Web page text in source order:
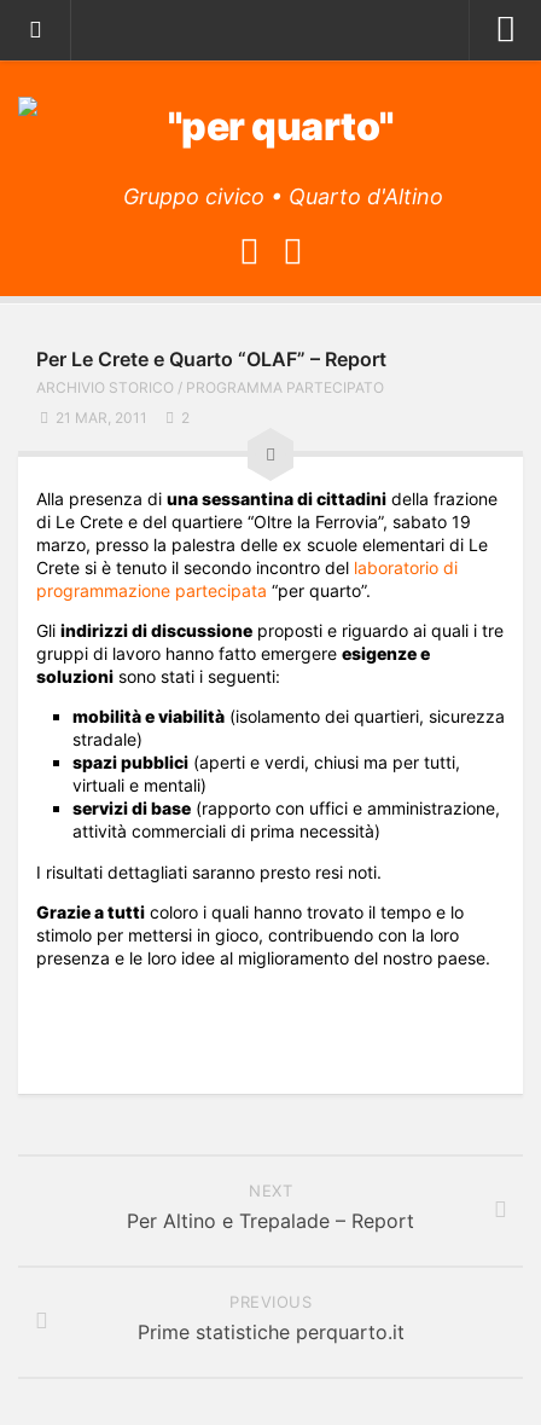
Il Programma
Attività
L’app
Contatti
Gruppo civico • Quarto d'Altino
Per Le Crete e Quarto “OLAF” – Report
ARCHIVIO STORICO / PROGRAMMA PARTECIPATO
21 MAR, 2011
2
Alla presenza di una sessantina di cittadini della frazione
di Le Crete e del quartiere “Oltre la Ferrovia”, sabato 19
marzo, presso la palestra delle ex scuole elementari di Le
Crete si è tenuto il secondo incontro del laboratorio di
programmazione partecipata “per quarto”.
Gli indirizzi di discussione proposti e riguardo ai quali i tre
gruppi di lavoro hanno fatto emergere esigenze e
soluzioni sono stati i seguenti:
mobilità e viabilità (isolamento dei quartieri, sicurezza
stradale)
spazi pubblici (aperti e verdi, chiusi ma per tutti,
virtuali e mentali)
servizi di base (rapporto con uffici e amministrazione,
attività commerciali di prima necessità)
I risultati dettagliati saranno presto resi noti.
Grazie a tutti coloro i quali hanno trovato il tempo e lo
stimolo per mettersi in gioco, contribuendo con la loro
presenza e le loro idee al miglioramento del nostro paese.
NEXT
Per Altino e Trepalade – Report
PREVIOUS
Prime statistiche perquarto.it